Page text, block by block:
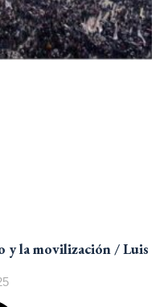
y la movilización / Luis